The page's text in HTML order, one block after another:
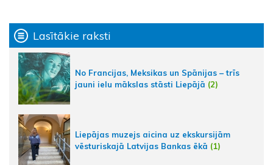
Lasītākie raksti
No Francijas, Meksikas un Spānijas – trīs
jauni ielu mākslas stāsti Liepājā (2)
Liepājas muzejs aicina uz ekskursijām
vēsturiskajā Latvijas Bankas ēkā (1)